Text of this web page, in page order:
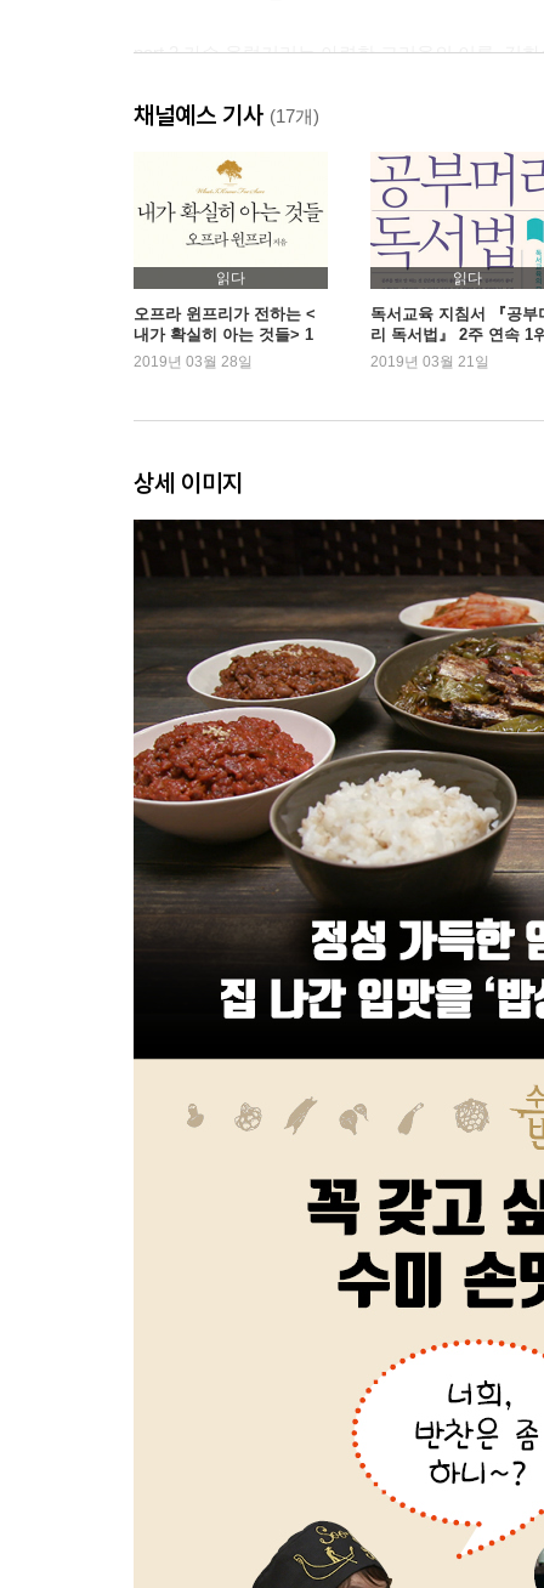
part 2 가슴 울렁거리는 아련한 그리움의 이름, 김화
수미 반찬 · 참소라 강된장/ 소고기 고추장볶음/ 풀
셰프 반찬 소라냉채 _여경래 셰프/ 유자 강된장 두
불가리아식 소라 튀김 _미카엘 셰프
수미 반찬 · 오이소박이/ 열무 얼갈이김치/ 수육 &
열무 얼갈이김치 비빔국수/ 양배추 오이김치
셰프 반찬 된장 스테이크 _최현석 셰프/ 불가리아
소류완자 _여경래 셰프
수미 반찬 · 김수미표 아귀찜/ 전복 내장 영양밥/ 전
셰프 반찬 두반 코다리 돼지볶음 _여경래 셰프/ 프
수미 반찬 · 낙지볶음/ 조개탕/ 애호박 부추전/ 떡
셰프 반찬 한우 갈빗살 바게트구이 _미카엘 셰프/
채널예스 기사 (17개)
읽다
오프라 윈프리가 전하는 <
내가 확실히 아는 것들> 1
위 기록
2019년 03월 28일
읽다
독서교육 지침서 『공부
리 독서법』 2주 연속 1
2019년 03월 21일
상세 이미지